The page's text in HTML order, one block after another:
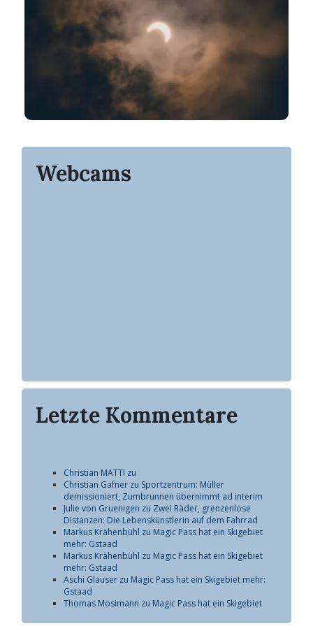
Webcams
Letzte Kommentare
Christian MATTI zu
Christian Gafner zu Sportzentrum: Müller
demissioniert, Zumbrunnen übernimmt ad interim
Julie von Gruenigen zu Zwei Räder, grenzenlose
Distanzen: Die Lebenskünstlerin auf dem Fahrrad
Markus Krähenbühl zu Magic Pass hat ein Skigebiet
mehr: Gstaad
Markus Krähenbühl zu Magic Pass hat ein Skigebiet
mehr: Gstaad
Aschi Glauser zu Magic Pass hat ein Skigebiet mehr:
Gstaad
Thomas Mosimann zu Magic Pass hat ein Skigebiet